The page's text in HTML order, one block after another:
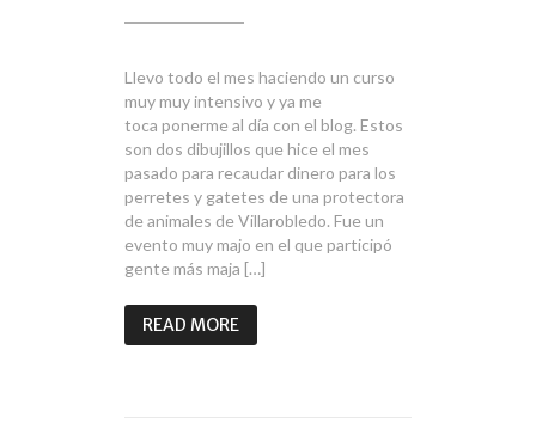
Llevo todo el mes haciendo un curso
muy muy intensivo y ya me
toca ponerme al día con el blog. Estos
son dos dibujillos que hice el mes
pasado para recaudar dinero para los
perretes y gatetes de una protectora
de animales de Villarobledo. Fue un
evento muy majo en el que participó
gente más maja […]
READ MORE